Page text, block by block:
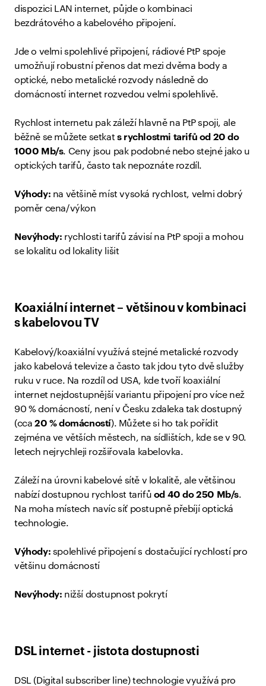
dispozici LAN internet, půjde o kombinaci
bezdrátového a kabelového připojení.
Jde o velmi spolehlivé připojení, rádiové PtP spoje
umožňují robustní přenos dat mezi dvěma body a
optické, nebo metalické rozvody následně do
domácností internet rozvedou velmi spolehlivě.
Rychlost internetu pak záleží hlavně na PtP spoji, ale
běžně se můžete setkat s rychlostmi tarifů od 20 do
1000 Mb/s. Ceny jsou pak podobné nebo stejné jako u
optických tarifů, často tak nepoznáte rozdíl.
Výhody: na většině míst vysoká rychlost, velmi dobrý
poměr cena/výkon
Nevýhody: rychlosti tarifů závisí na PtP spoji a mohou
se lokalitu od lokality lišit
Koaxiální internet – většinou v kombinaci
s kabelovou TV
Kabelový/koaxiální využívá stejné metalické rozvody
jako kabelová televize a často tak jdou tyto dvě služby
ruku v ruce. Na rozdíl od USA, kde tvoří koaxiální
internet nejdostupnější variantu připojení pro více než
90 % domácností, není v Česku zdaleka tak dostupný
(cca 20 % domácností). Můžete si ho tak pořídit
zejména ve větších městech, na sídlištích, kde se v 90.
letech nejrychleji rozšiřovala kabelovka.
Záleží na úrovni kabelové sítě v lokalitě, ale většinou
nabízí dostupnou rychlost tarifů od 40do250 Mb/s.
Na moha místech navíc síť postupně přebíjí optická
technologie.
Výhody: spolehlivé připojení s dostačující rychlostí pro
většinu domácností
Nevýhody: nižší dostupnost pokrytí
DSL internet - jistota dostupnosti
DSL (Digital subscriber line) technologie využívá pro